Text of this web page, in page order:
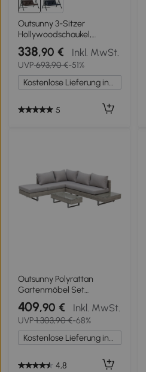
Outsunny 3-Sitzer
Hollywoodschaukel,
Gartenschaukel,
verstellbares Sonnendach,
198 x 118 x 168 cm,
Braun+Schwarz
338,90 € Inkl. MwSt.
UVP693,90 €-51%
Kostenlose Lieferung innerhalb Deutschlands
5
Outsunny Polyrattan
Gartenmöbel Set
Couchtisch Dreisitzersofa
Doppelsofa mit
Beistelltisch abnehmbar
Kissen Grau+Braun
409,90 € Inkl. MwSt.
UVP1.303,90 €-68%
Kostenlose Lieferung innerhalb Deutschlands
4,8